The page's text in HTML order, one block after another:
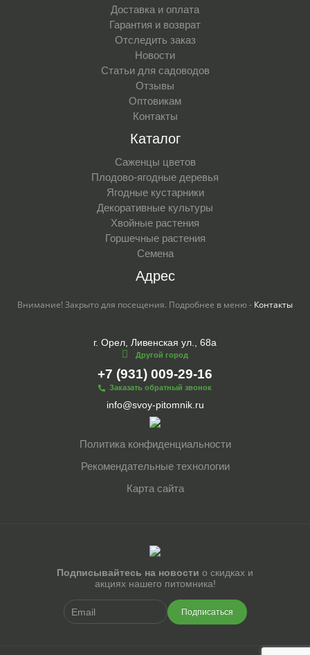
Доставка и оплата
Гарантия и возврат
Отследить заказ
Новости
Статьи для садоводов
Отзывы
Оптовикам
Контакты
Каталог
Саженцы цветов
Плодово-ягодные деревья
Ягодные кустарники
Декоративные культуры
Хвойные растения
Горшечные растения
Семена
Адрес
Внимание! Закрыто для посещения. Подробнее в меню - Контакты
г. Орел, Ливенская ул., 68а
Другой город
+7 (931) 009-29-16
Заказать обратный звонок
info@svoy-pitomnik.ru
Политика конфиденциальности
Рекомендательные технологии
Карта сайта
Подписывайтесь на новости о скидках и
акциях нашего питомника!
Подписаться